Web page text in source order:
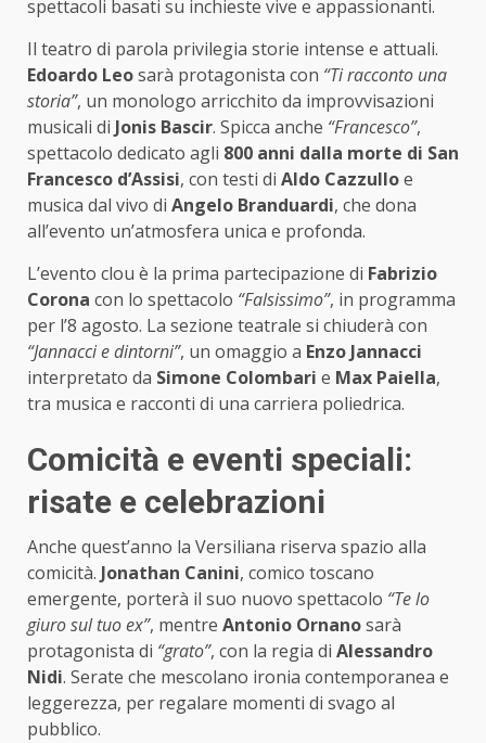
spettacoli basati su inchieste vive e appassionanti.
Il teatro di parola privilegia storie intense e attuali.
Edoardo Leosarà protagonista con “Ti racconto una
storia”, un monologo arricchito da improvvisazioni
musicali di Jonis Bascir. Spicca anche “Francesco”,
spettacolo dedicato agli 800 anni dalla morte di San
Francesco d’Assisi, con testi di Aldo Cazzulloe
musica dal vivo di Angelo Branduardi, che dona
all’evento un’atmosfera unica e profonda.
L’evento clou è la prima partecipazione di Fabrizio
Corona con lo spettacolo “Falsissimo”, in programma
per l’8 agosto. La sezione teatrale si chiuderà con
“Jannacci e dintorni”, un omaggio a Enzo Jannacci
interpretato da Simone Colombari e Max Paiella,
tra musica e racconti di una carriera poliedrica.
Comicità e eventi speciali:
risate e celebrazioni
Anche quest’anno la Versiliana riserva spazio alla
comicità. Jonathan Canini, comico toscano
emergente, porterà il suo nuovo spettacolo “Te lo
giuro sul tuo ex”, mentre Antonio Ornanosarà
protagonista di “grato”, con la regia di Alessandro
Nidi. Serate che mescolano ironia contemporanea e
leggerezza, per regalare momenti di svago al
pubblico.